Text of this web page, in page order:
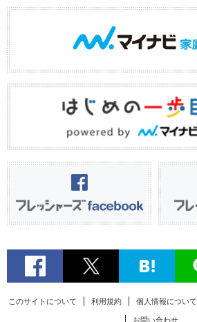
このサイトについて 利用規約 個人情報について
お問い合わせ